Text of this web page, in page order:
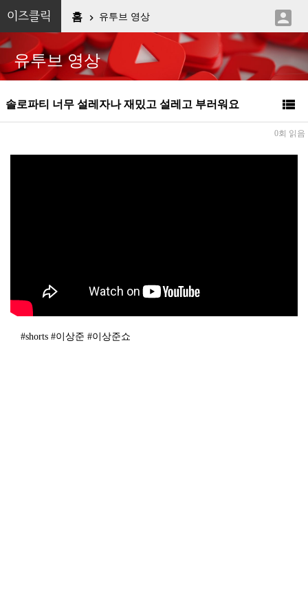
이즈클릭 홈  유투브 영상 
유투브 영상
솔로파티 너무 설레자나 재밌고 설레고 부러워요 
0회 읽음
#shorts #이상준 #이상준쇼